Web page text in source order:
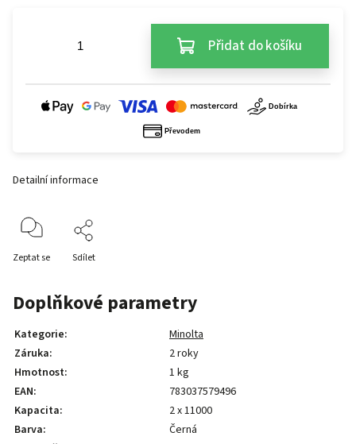
Přidat do košíku
Detailní informace
Zeptat se Sdílet
Doplňkové parametry
Kategorie:
Minolta
Záruka:
2 roky
Hmotnost:
1 kg
EAN:
783037579496
Kapacita:
2 x 11000
Barva:
Černá